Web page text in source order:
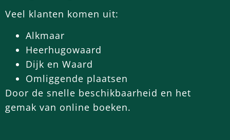
Veel klanten komen uit:
Alkmaar
Heerhugowaard
Dijk en Waard
Omliggende plaatsen
Door de snelle beschikbaarheid en het
gemak van online boeken.